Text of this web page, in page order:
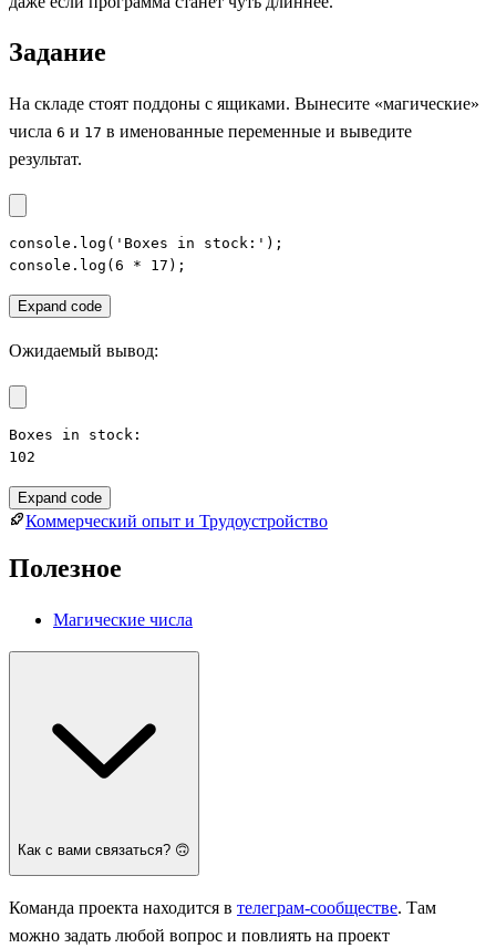
Задание
На складе стоят поддоны с ящиками. Вынесите «магические»
числа 6 и 17 в именованные переменные и выведите
результат.
console.log('Boxes in stock:');
console.log(6 * 17);
Expand code
Ожидаемый вывод:
Boxes in stock:
102
Expand code
Коммерческий опыт и Трудоустройство
Полезное
Магические числа
Как с вами связаться? 🙃
Команда проекта находится в телеграм-сообществе. Там
можно задать любой вопрос и повлиять на проект